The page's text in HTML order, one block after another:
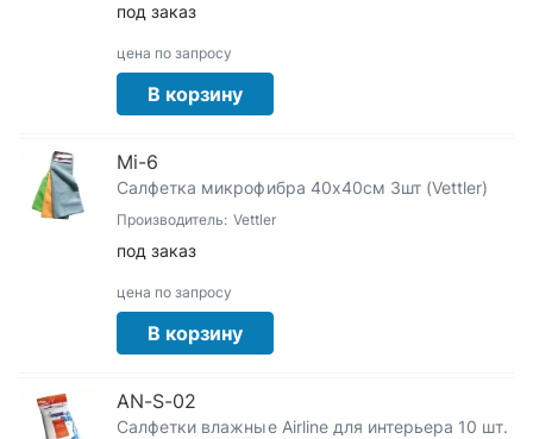
под заказ
цена по запросу
В корзину
Mi-6
Салфетка микрофибра 40х40см 3шт (Vettler)
Производитель: Vettler
под заказ
цена по запросу
В корзину
AN-S-02
Салфетки влажные Airline для интерьера 10 шт.